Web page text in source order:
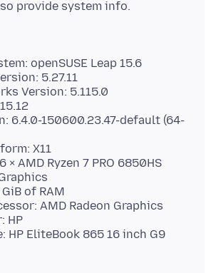
openSUSE Leap 15.6
5.27.11
Version: 5.115.0
6.4.0-150600.23.47-default (64-
X11
× AMD Ryzen 7 PRO 6850HS
of RAM
AMD Radeon Graphics
HP
HP EliteBook 865 16 inch G9